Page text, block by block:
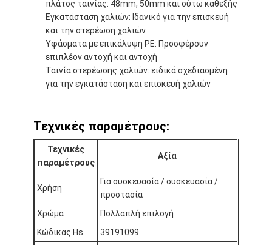
Ταινία μόνωσης υφασμάτων γυαλιού
Ανθεκτική στη θερμότητα ταινία μόνωσης
Κολλητική ταινία υφασμάτων γυαλιού
Κολλητική ταινία φύλλων αλουμινίου αργιλίου
Ταινία υφασμάτων γυαλιού φύλλων αλουμινίου αργιλίου
Αντιμέτωπο φύλλο αλουμινίου έγγραφο της Kraft
Ύφασμα φίμπεργκλας φύλλων αλουμινίου αργιλίου
Scrim φύλλων αλουμινίου ταινία
πλάτος ταινίας: 48mm, 50mm και ούτω καθεξής
Εγκατάσταση χαλιών: Ιδανικό για την επισκευή
και την στερέωση χαλιών
Υφάσματα με επικάλυψη PE: Προσφέρουν
επιπλέον αντοχή και αντοχή
Ταινία στερέωσης χαλιών: ειδικά σχεδιασμένη
για την εγκατάσταση και επισκευή χαλιών
Τεχνικές παραμέτρους:
Τεχνικές
παραμέτρους
Αξία
Χρήση
Για συσκευασία / συσκευασία /
προστασία
Χρώμα
Πολλαπλή επιλογή
Κώδικας Hs
39191099